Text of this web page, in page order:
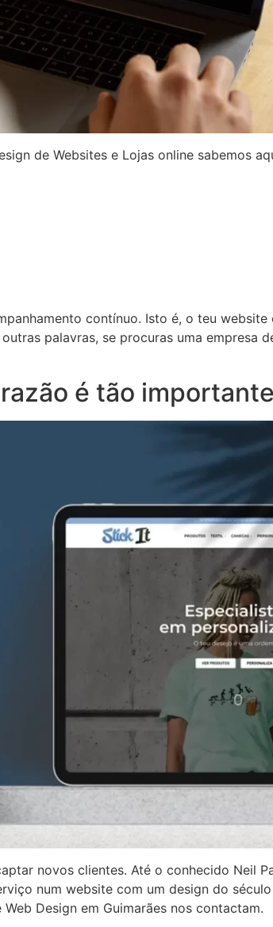
de Websites e Lojas online sabemos
contínuo. Isto é, o teu
palavras, se procuras uma empresa
é tão
novos clientes. Até o conhecido Neil
num website com um design do
Design em Guimarães nos contactam.